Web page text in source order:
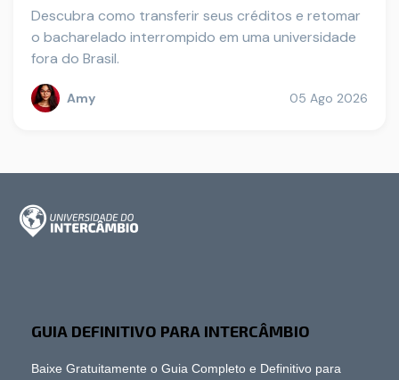
Descubra como transferir seus créditos e retomar
o bacharelado interrompido em uma universidade
fora do Brasil.
Amy 05 Ago 2026
GUIA DEFINITIVO PARA INTERCÂMBIO
Baixe Gratuitamente o Guia Completo e Definitivo para